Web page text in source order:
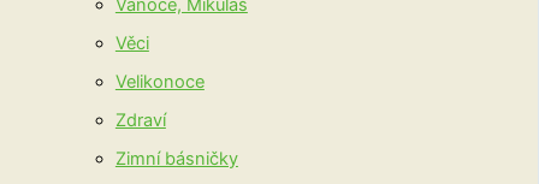
Vánoce, Mikuláš
Věci
Velikonoce
Zdraví
Zimní básničky